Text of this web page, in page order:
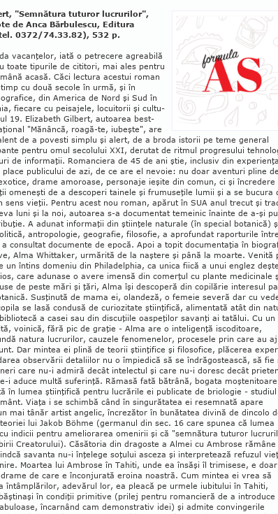
"Semnătura tuturor lucru­ri­lor",
de Anca Bărbulescu, Editura
0372/74.33.82), 532 p.
vacanţelor, iată o petrecere agreabilă
toate tipurile de cititori, mai ales pentru
acasă. Căci lectura acestui roman
cu două secole în urmă, şi în
din America de Nord şi Sud în
fiecare cu peisajele, locuitorii şi cultu­
19. Elizabeth Gilbert, autoarea best-
"Mănâncă, roagă-te, iubeşte", are
de a povesti simplu şi alert, de a broda istorii pe teme general
pen­tru omul secolului XXI, derutat de ritmul pro­gre­sului
de informaţii. Romanciera de 45 de ani ştie, inclusiv din
publicului de azi, de ce are el nevoie: nu doar aven­turi pline
drame amoroase, personaje ieşite din comun, ci şi încredere
omeneşti de a descoperi tainele şi frumu­se­ţile lumii şi a se bucura
sens vieţii. Pentru acest nou roman, apărut în SUA anul trecut şi
luni şi la noi, autoarea s-a do­­cumentat temeinic înainte de a-şi
A adunat informaţii din ştiinţele naturale (în special botanică)
antro­po­logie, geografie, filosofie, a aprofun­dat raporturile
consultat do­cu­mente de epocă. Apoi a topit do­cumen­ta­ţia în
Alma Whit­taker, urmărită de la naştere şi până la moarte. Ve­nită
un întins dome­niu din Phila­delphia, ca unica fiică a unui en­glez
care adunase o avere i­mensă din comerţul cu plante me­dicinale
de peste mări şi ţări, Alma îşi des­co­peră din copi­lărie interesul
Sus­ţi­nută de mama ei, olan­deză, o fe­meie severă dar cu
se lasă condusă de curio­zitate ştiin­ţi­fică, alimentată atât din
a casei sau din discu­ţiile oaspeţilor savanţi ai tată­lui. Cu un
voinică, fără pic de graţie - Alma are o in­te­li­genţă iscoditoare,
natura lucrurilor, cauzele fenomenelor, pro­cesele prin care au
Dar mintea ei pli­nă de teorii şti­inţifice şi filosofice, plăcerea
obser­vării detaliilor nu o împie­dică să se îndră­gostească, să fie
ca­re nu-i admiră decât inte­lec­tul şi care nu-i doresc decât
i aduce multă suferinţă. Ră­masă fa­tă bă­trână, bo­gata moştenitoare
în lu­­mea ştiin­ţifică pentru lucrările ei publicate de brio­lo­gie - studiul
Viaţa i se schimbă când în sin­gu­rătatea ei resemnată apare
mai tânăr artist angelic, încrezător în bunătatea di­vină de dincolo
lui Jakob Böhme (ger­manul din sec. 16 care spunea că
indicii pentru ameliorarea omenirii şi că "sem­nătura tuturor
Cre­a­to­rului). Că­sătoria din dragoste a Almei cu Ambrose ră­mâ­ne
savanta nu-i înţelege so­ţului as­ceza şi interpretează refuzul
Moartea lui Ambrose în Tahiti, unde ea însăşi îl tri­misese, e doar
de care e încon­jurată eroina noastră. Cum mintea ei vrea să
întâmplărilor, adevărul lor, ea pleacă pe urmele iubitului în Tahiti,
în condiţii primitive (prilej pentru romancieră de a introduce
încarnând cam demonstrativ idei) şi admite convingerile